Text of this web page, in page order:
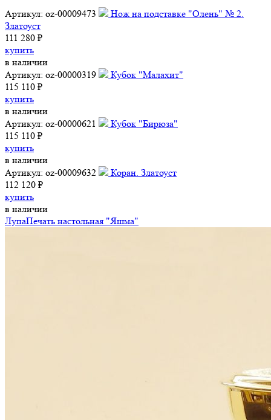
Артикул: oz-00009473
Нож на подставке "Олень" № 2.
Златоуст
111 280 ₽
купить
в наличии
Артикул: oz-00000319
Кубок "Малахит"
115 110 ₽
купить
в наличии
Артикул: oz-00000621
Кубок "Бирюза"
115 110 ₽
купить
в наличии
Артикул: oz-00009632
Коран. Златоуст
112 120 ₽
купить
в наличии
ЛупаПечать настольная "Яшма"